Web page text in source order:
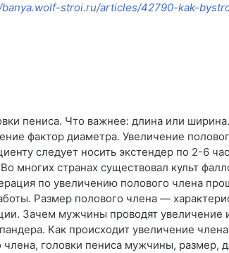
stroi.ru/articles/42790-kak-
пениса. Что важнее: длина или
фактор диаметра. Увеличение
следует носить экстендер по 2-6
многих странах существовал культ
по увеличению полового члена
Размер полового члена —
Зачем мужчины проводят увеличение
Как происходит увеличение
головки пениса мужчины, размер,